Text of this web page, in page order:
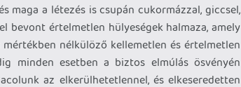
maga a létezés is csupán cukormázzal, giccsel,
bevont értelmetlen hülyeségek halmaza, amely
nélkülöző kellemetlen és értelmetlen
minden esetben a biztos elmúlás ösvényén
az elkerülhetetlennel, és elkeseredetten